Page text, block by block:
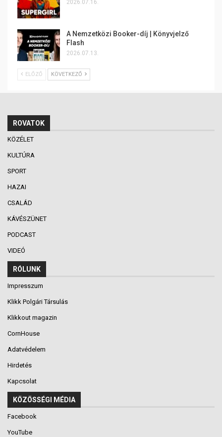
2026.07.16.
A Nemzetközi Booker-díj | Könyvjelző
Flash
2026.07.13.
ELŐZŐ KÖVETKEZŐ
ROVATOK
KÖZÉLET
KULTÚRA
SPORT
HAZAI
CSALÁD
KÁVÉSZÜNET
PODCAST
VIDEÓ
RÓLUNK
Impresszum
Klikk Polgári Társulás
Klikkout magazin
CornHouse
Adatvédelem
Hirdetés
Kapcsolat
KÖZÖSSÉGI MÉDIA
Facebook
YouTube